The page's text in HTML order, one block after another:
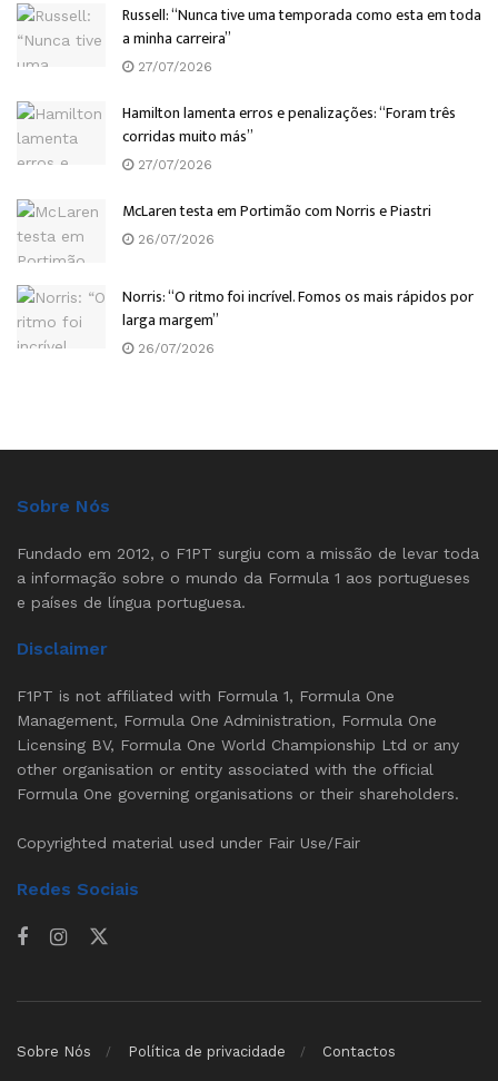
Russell: “Nunca tive uma temporada como esta em toda
a minha carreira”
27/07/2026
Hamilton lamenta erros e penalizações: “Foram três
corridas muito más”
27/07/2026
McLaren testa em Portimão com Norris e Piastri
26/07/2026
Norris: “O ritmo foi incrível. Fomos os mais rápidos por
larga margem”
26/07/2026
Sobre Nós
Fundado em 2012, o F1PT surgiu com a missão de levar toda
a informação sobre o mundo da Formula 1 aos portugueses
e países de língua portuguesa.
Disclaimer
F1PT is not affiliated with Formula 1, Formula One
Management, Formula One Administration, Formula One
Licensing BV, Formula One World Championship Ltd or any
other organisation or entity associated with the official
Formula One governing organisations or their shareholders.
Copyrighted material used under Fair Use/Fair
Redes Sociais
Sobre Nós Política de privacidade Contactos